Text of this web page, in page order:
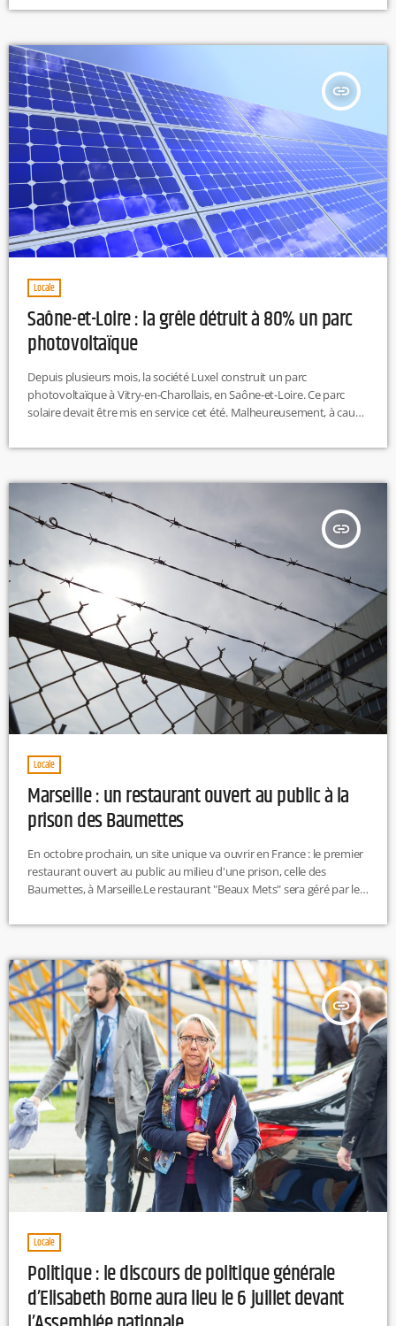
vendu de billets. La Métropole de Lyon était l'un des partenaires du
de 80 000 €. Une […]
insert_link
Locale
Saône-et-Loire : la grêle détruit à 80% un parc
photovoltaïque
Depuis plusieurs mois, la société Luxel construit un parc
photovoltaïque à Vitry-en-Charollais, en Saône-et-Loire. Ce parc
solaire devait être mis en service cet été. Malheureusement, à cause
milliers de panneaux solaires.En effet, d'après Le Journal de Saône-
intempéries et les panneaux photovoltaïques sont notamment
déformés à cause des […]
insert_link
Locale
Marseille : un restaurant ouvert au public à la
prison des Baumettes
En octobre prochain, un site unique va ouvrir en France : le premier
restaurant ouvert au public au milieu d'une prison, celle des
Baumettes, à Marseille.Le restaurant "Beaux Mets" sera géré par les
vendredi. Ces derniers seront encadrés par trois professionnels de
ingrédients cultivés dans la maison carcéraleLe temps […]
insert_link
Locale
Politique : le discours de politique générale
d’Elisabeth Borne aura lieu le 6 juillet devant